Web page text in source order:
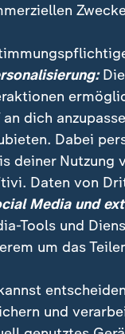
bessere
an dich
Dabei
deiner Nutzung
Daten von
Media und
Tools und
um das
und